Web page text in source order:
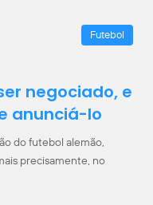
Futebol
negociado, e
anunciá-lo
do futebol alemão,
precisamente, no